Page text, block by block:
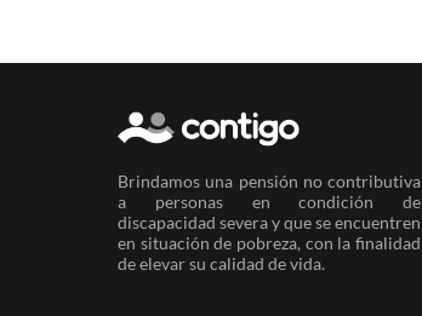
Brindamos una pensión no contributiva
a personas en condición de
discapacidad severa y que se encuentren
en situación de pobreza, con la finalidad
de elevar su calidad de vida.